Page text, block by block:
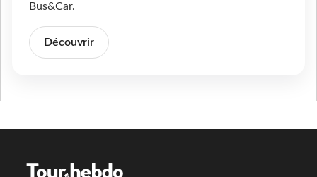
Bus&Car.
Découvrir